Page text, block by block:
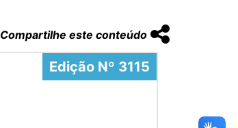
Compartilhe este conteúdo
Edição Nº 3115